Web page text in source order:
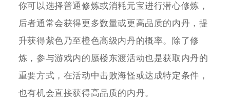
你可以选择普通修炼或消耗元宝进行潜心修炼，
后者通常会获得更多数量或更高品质的内丹，提
升获得紫色乃至橙色高级内丹的概率。除了修
炼，参与游戏内的蜃楼东渡活动也是获取内丹的
重要方式，在活动中击败海怪或达成特定条件，
也有机会直接获得高品质的内丹。